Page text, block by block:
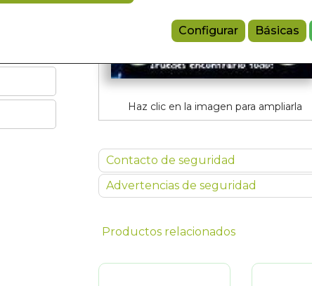
Configurar Básicas
Haz clic en la imagen para ampliarla
Contacto de seguridad
Advertencias de seguridad
Productos relacionados